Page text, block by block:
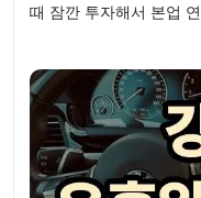
때 잠깐 투자해서 본업